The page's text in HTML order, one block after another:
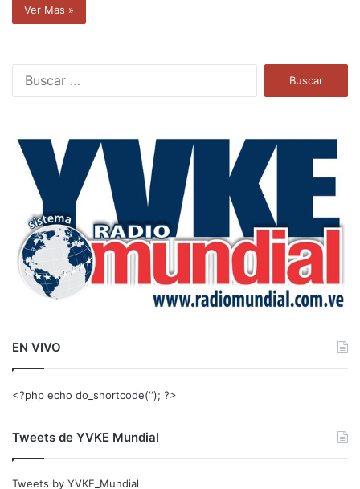
Ver Mas »
a
EN VIVO
<?php echo do_shortcode(‘‘); ?>
Tweets de YVKE Mundial
Tweets by YVKE_Mundial